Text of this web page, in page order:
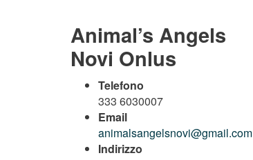
Animal’s Angels
Novi Onlus
Telefono
333 6030007
Email
animalsangelsnovi@gmail.com
Indirizzo